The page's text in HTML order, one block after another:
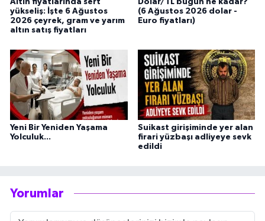
Altın fiyatlarında sert
yükseliş: İşte 6 Ağustos
2026 çeyrek, gram ve yarım
altın satış fiyatları
Dolar/TL bugün ne kadar?
(6 Ağustos 2026 dolar -
Euro fiyatları)
Yeni Bir Yeniden Yaşama
Yolculuk...
Suikast girişiminde yer alan
firari yüzbaşı adliyeye sevk
edildi
Yorumlar